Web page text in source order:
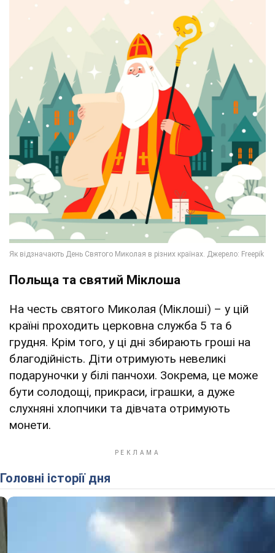
Польща та святий Міклоша
На честь святого Миколая (Міклоші) – у цій
країні проходить церковна служба 5 та 6
грудня. Крім того, у ці дні збирають гроші на
благодійність. Діти отримують невеликі
подаруночки у білі панчохи. Зокрема, це може
бути солодощі, прикраси, іграшки, а дуже
слухняні хлопчики та дівчата отримують
монети.
Головні історії дня